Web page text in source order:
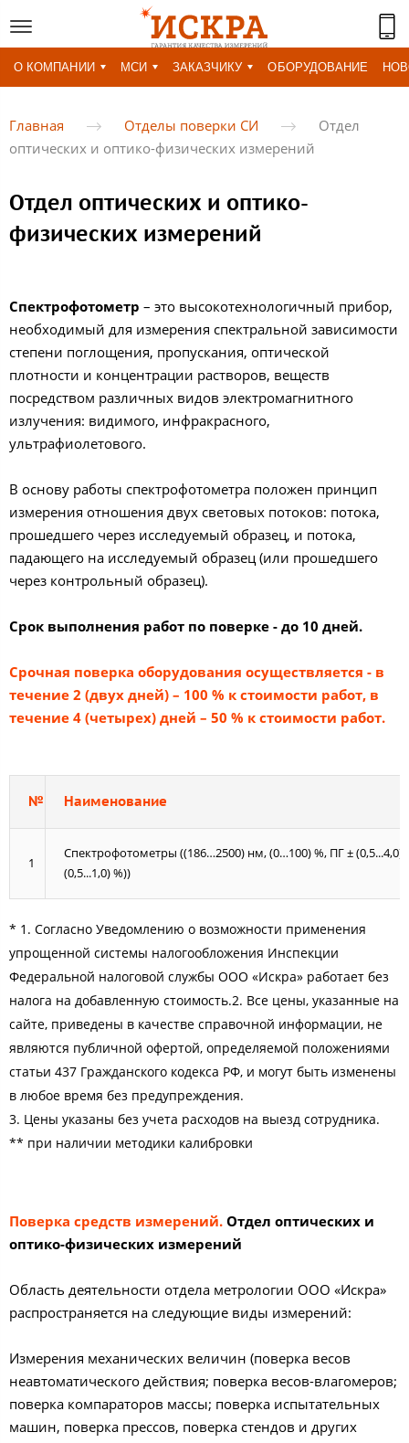
О КОМПАНИИ МСИ ЗАКАЗЧИКУ ОБОРУДОВАНИЕ
Главная Отделы поверки СИ
Отдел
оптических и оптико-физических измерений
Отдел оптических и оптико-
физических измерений
Спектрофотометр – это высокотехнологичный прибор,
необходимый для измерения спектральной зависимости
степени поглощения, пропускания, оптической
плотности и концентрации растворов, веществ
посредством различных видов электромагнитного
излучения: видимого, инфракрасного,
ультрафиолетового.
​В основу работы спектрофотометра положен принцип
измерения отношения двух световых потоков: потока,
прошедшего через исследуемый образец, и потока,
падающего на исследуемый образец (или прошедшего
через контрольный образец).
Срок выполнения работ по поверке - до 10 дней.
Срочная поверка оборудования осуществляется - в
течение 2 (двух дней) – 100 % к стоимости работ, в
течение 4 (четырех) дней – 50 % к стоимости работ.
№ Наименование
1
Спектрофотометры ((186…2500) нм, (0…100) %, ПГ ± (0,5...4,0)
(0,5...1,0) %))
* 1. Согласно Уведомлению о возможности применения
упрощенной системы налогообложения Инспекции
Федеральной налоговой службы ООО «Искра» работает без
налога на добавленную стоимость.2. Все цены, указанные на
сайте, приведены в качестве справочной информации, не
являются публичной офертой, определяемой положениями
статьи 437 Гражданского кодекса РФ, и могут быть изменены
в любое время без предупреждения.
3. Цены указаны без учета расходов на выезд сотрудника.
** при наличии методики калибровки
Поверка средств измерений. Отдел оптических и
оптико-физических измерений
Область деятельности отдела метрологии ООО «Искра»
распространяется на следующие виды измерений:
Измерения механических величин (поверка весов
неавтоматического действия; поверка весов-влагомеров;
поверка компараторов массы; поверка испытательных
машин, поверка прессов, поверка стендов и других